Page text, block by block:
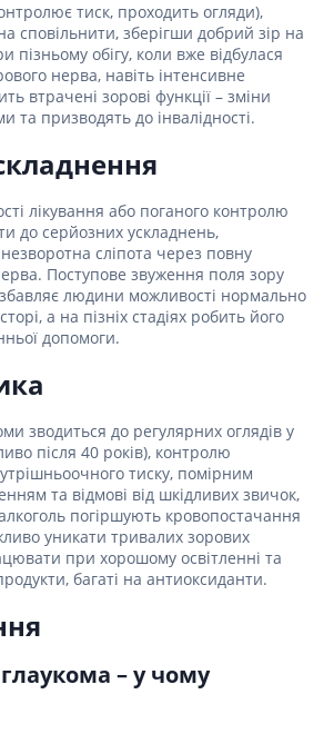
тиск, проходить огляди),
сповільнити, зберігши добрий зір на
пізньому обігу, коли вже відбулася
нерва, навіть інтенсивне
втрачені зорові функції – зміни
та призводять до інвалідності.
лікування або поганого контролю
до серйозних ускладнень,
сліпота через повну
Поступове звуження поля зору
людини можливості нормально
а на пізніх стадіях робить його
допомоги.
зводиться до регулярних оглядів у
після 40 років), контролю
тиску, помірним
та відмові від шкідливих звичок,
погіршують кровопостачання
уникати тривалих зорових
при хорошому освітленні та
багаті на антиоксиданти.
– у чому